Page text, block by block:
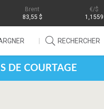
Brent
83,55 $
/$
1,1559
RECHERCHER
DE COURTAGE